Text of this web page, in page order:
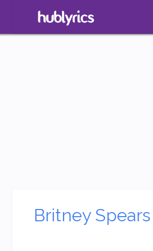
Britney Spears